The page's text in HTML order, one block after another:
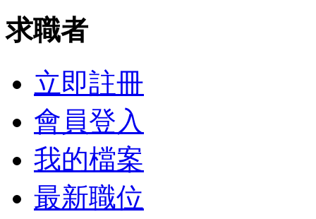
求職者
立即註冊
會員登入
我的檔案
最新職位